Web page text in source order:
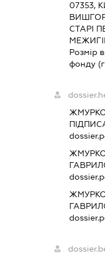
07353,
СТАРІ
Розмір
фонду
ЖМУРКО